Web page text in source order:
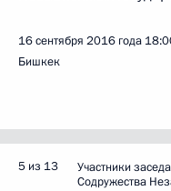
16 сентября 2016 года
Бишкек
5 из 13
Участники
Содружества